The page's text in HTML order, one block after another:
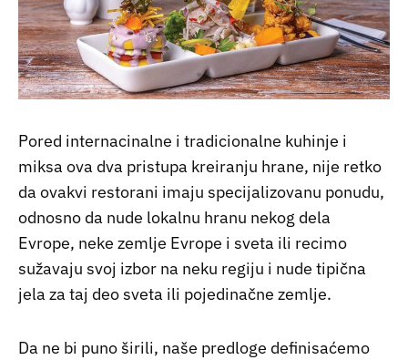
Pored internacinalne i tradicionalne kuhinje i
miksa ova dva pristupa kreiranju hrane, nije retko
da ovakvi restorani imaju specijalizovanu ponudu,
odnosno da nude lokalnu hranu nekog dela
Evrope, neke zemlje Evrope i sveta ili recimo
sužavaju svoj izbor na neku regiju i nude tipična
jela za taj deo sveta ili pojedinačne zemlje.
Da ne bi puno širili, naše predloge definisaćemo